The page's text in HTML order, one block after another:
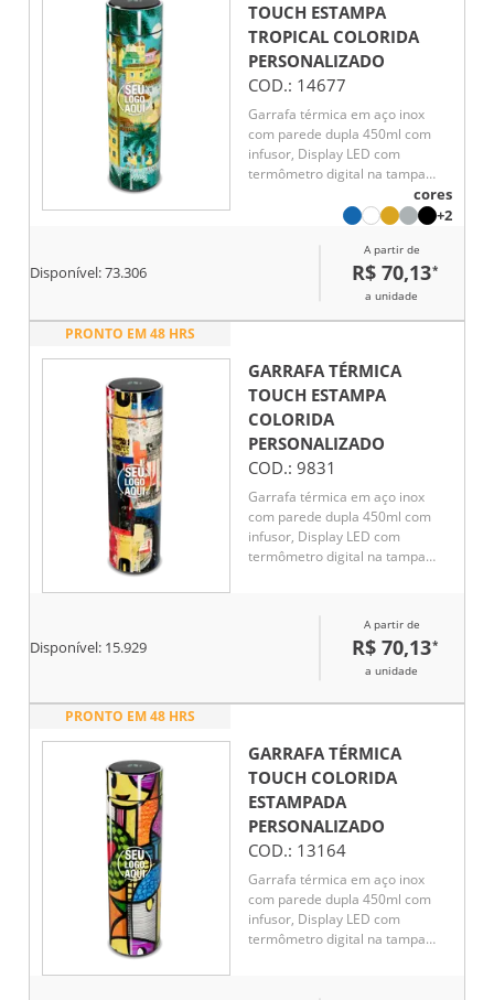
TOUCH ESTAMPA
TROPICAL COLORIDA
PERSONALIZADO
COD.: 14677
Garrafa térmica em aço inox
com parede dupla 450ml com
infusor, Display LED com
termômetro digital na tampa
para indicar a temperatura do
líquido, Conserva líquido quente
cores
+2
Disponível:73.306
A partir de
R$ 70,13*
a unidade
PRONTO EM 48 HRS
GARRAFA TÉRMICA
TOUCH ESTAMPA
COLORIDA
PERSONALIZADO
COD.: 9831
Garrafa térmica em aço inox
com parede dupla 450ml com
infusor, Display LED com
termômetro digital na tampa
Disponível: 15.929
A partir de
R$ 70,13*
a unidade
PRONTO EM 48 HRS
GARRAFA TÉRMICA
TOUCH COLORIDA
ESTAMPADA
PERSONALIZADO
COD.: 13164
Garrafa térmica em aço inox
com parede dupla 450ml com
infusor, Display LED com
termômetro digital na tampa